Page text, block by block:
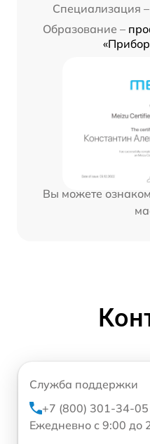
Специализация –
Образование –
Вы можете
Служба поддержки
+7 (800) 301-34-05
Ежедневно с 9:00 до